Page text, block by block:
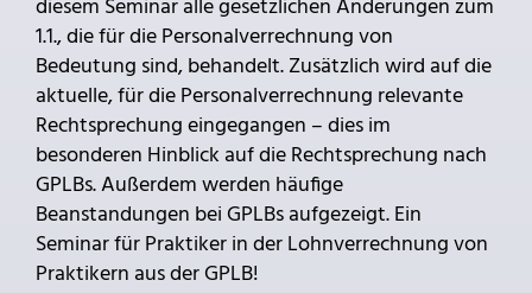
diesem Seminar alle gesetzlichen Änderungen zum
1.1., die für die Personalverrechnung von
Bedeutung sind, behandelt. Zusätzlich wird auf die
aktuelle, für die Personalverrechnung relevante
Rechtsprechung eingegangen – dies im
besonderen Hinblick auf die Rechtsprechung nach
GPLBs. Außerdem werden häufige
Beanstandungen bei GPLBs aufgezeigt. Ein
Seminar für Praktiker in der Lohnverrechnung von
Praktikern aus der GPLB!